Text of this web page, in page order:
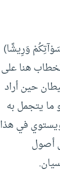
وَرِيشًا)
الخطاب هنا على
حين أراد
ما يتجمل به
ويستوي في هذا
أصول